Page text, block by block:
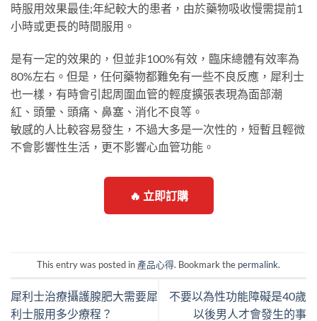
時服用效果最佳;年紀較大的患者，由於藥物吸收慢需提前1
小時或更長的時間服用。
是有一定的效果的，但並非100%有效，臨床總體有效率為
80%左右。但是，任何藥物都難免有一些不良反應，犀利士
也一樣，有時會引起周圍血管的輕度擴張表現為面部潮
紅、頭暈、頭痛、鼻塞、消化不良等。
敏感的人比較容易發生，不過大多是一次性的，短暫且輕微
不會影響性生活，更不影響心血管功能。
🔥 立即訂購
This entry was posted in 產品心得. Bookmark the permalink.
犀利士治療攝護腺肥大需要犀
利士服用多少療程？
不要以為性功能障礙是40歲
以後男人才會發生的事